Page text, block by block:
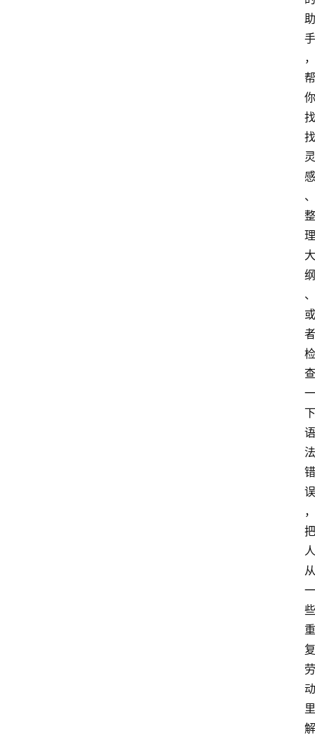
助
手
，
帮
你
找
找
灵
感
、
整
理
大
纲
、
或
者
检
查
一
下
语
法
错
误
，
把
人
从
一
些
重
复
劳
动
里
解